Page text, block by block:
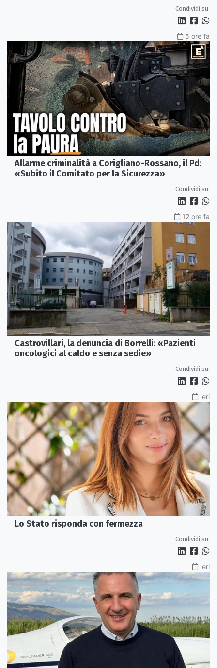
Condividi su:
5 ore fa
Allarme criminalità a Corigliano-Rossano, il Pd:
«Subito il Comitato per la Sicurezza»
Condividi su:
12 ore fa
Castrovillari, la denuncia di Borrelli: «Pazienti
oncologici al caldo e senza sedie»
Condividi su:
Ieri
Lo Stato risponda con fermezza
Condividi su:
Ieri